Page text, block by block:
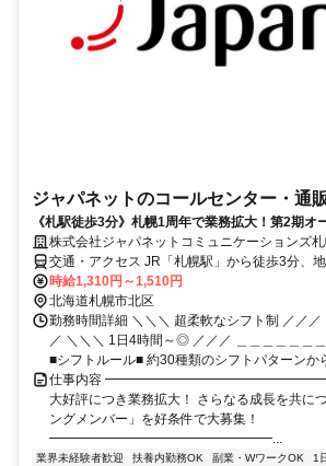
ジャパネットのコールセンター・通
《札駅徒歩3分》札幌1周年で業務拡大！第2期オ
株式会社ジャパネットコミュニケーションズ
交通・アクセス JR「札幌駅」から徒歩3分、
ら徒歩3分
時給1,310円～1,510円
北海道札幌市北区
勤務時間詳細 ＼＼＼ 超柔軟なシフト制 ／／
／ ＼＼＼ 1日4時間～◎ ／／／ ＿＿＿＿＿＿
■シフトルール■ 約30種類のシフトパターンか
仕事内容 ━━━━━━━━━━━━━━━━━━ 札
大好評につき業務拡大！ さらなる成長を共に
ングメンバー」を好条件で大募集！
━━━━━━━━━━━━━━━━━...
業界未経験者歓迎 扶養内勤務OK 副業・WワークOK
1